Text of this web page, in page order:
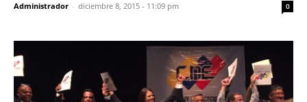
Administrador - diciembre 8, 2015 - 11:09 pm 0